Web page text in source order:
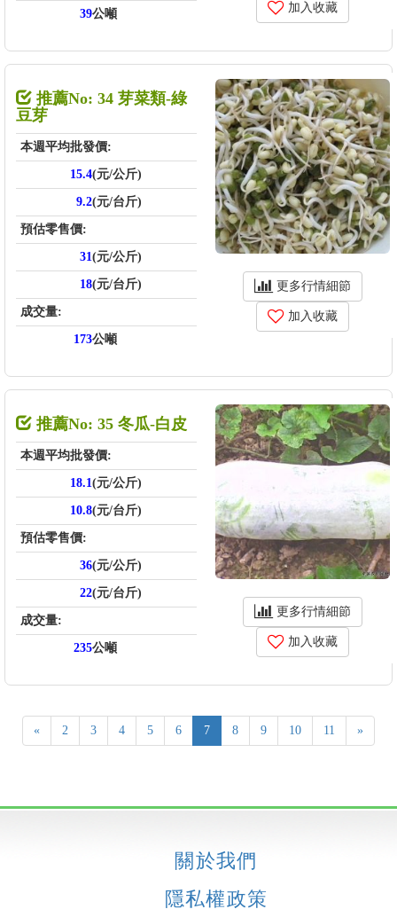
39公噸 加入收藏
推薦No: 34 芽菜類-綠
豆芽
本週平均批發價:
15.4(元/公斤)
9.2(元/台斤)
預估零售價:
31(元/公斤)
18(元/台斤)
成交量:
173公噸
更多行情細節
加入收藏
推薦No: 35 冬瓜-白皮
本週平均批發價:
18.1(元/公斤)
10.8(元/台斤)
預估零售價:
36(元/公斤)
22(元/台斤)
成交量:
235公噸
更多行情細節
加入收藏
« 2 3 4 5 6 7 8 9 10 11 »
關於我們
隱私權政策